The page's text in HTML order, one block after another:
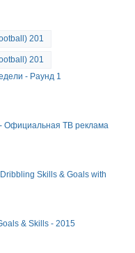
201
201
- Раунд 1
- Официальная ТВ реклама
Skills & Goals with
& Skills - 2015